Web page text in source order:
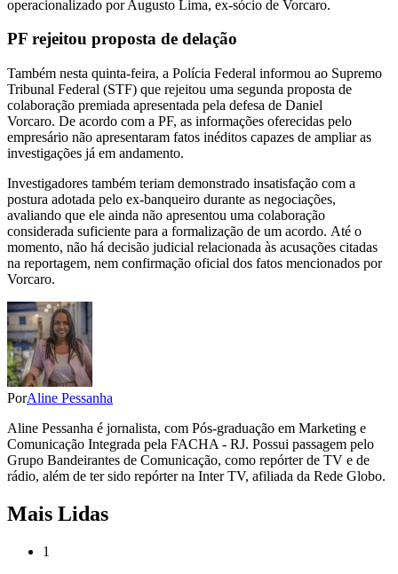
operacionalizado por Augusto Lima, ex-sócio de Vorcaro.
PF rejeitou proposta de delação
Também nesta quinta-feira, a Polícia Federal informou ao Supremo
Tribunal Federal (STF) que rejeitou uma segunda proposta de
colaboração premiada apresentada pela defesa de Daniel
Vorcaro. De acordo com a PF, as informações oferecidas pelo
empresário não apresentaram fatos inéditos capazes de ampliar as
investigações já em andamento.
Investigadores também teriam demonstrado insatisfação com a
postura adotada pelo ex-banqueiro durante as negociações,
avaliando que ele ainda não apresentou uma colaboração
considerada suficiente para a formalização de um acordo. Até o
momento, não há decisão judicial relacionada às acusações citadas
na reportagem, nem confirmação oficial dos fatos mencionados por
Vorcaro.
PorAline Pessanha
Aline Pessanha é jornalista, com Pós-graduação em Marketing e
Comunicação Integrada pela FACHA - RJ. Possui passagem pelo
Grupo Bandeirantes de Comunicação, como repórter de TV e de
rádio, além de ter sido repórter na Inter TV, afiliada da Rede Globo.
Mais Lidas
1